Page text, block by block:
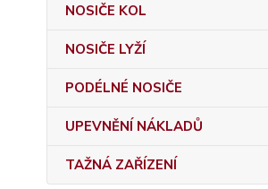
NOSIČE KOL
NOSIČE LYŽÍ
PODÉLNÉ NOSIČE
UPEVNĚNÍ NÁKLADŮ
TAŽNÁ ZAŘÍZENÍ